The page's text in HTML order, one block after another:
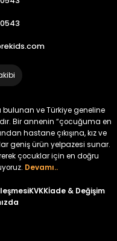
Çocuk ve Bebek Tayt
Çocuk ve Bebek Tayt
bulunan ve Türkiye geneline
Bir annenin “çocuğuma en
hastane çıkışına, kız ve
geniş ürün yelpazesi sunar.
çocuklar için en doğru
Devamı..
KVKKİade & Değişim